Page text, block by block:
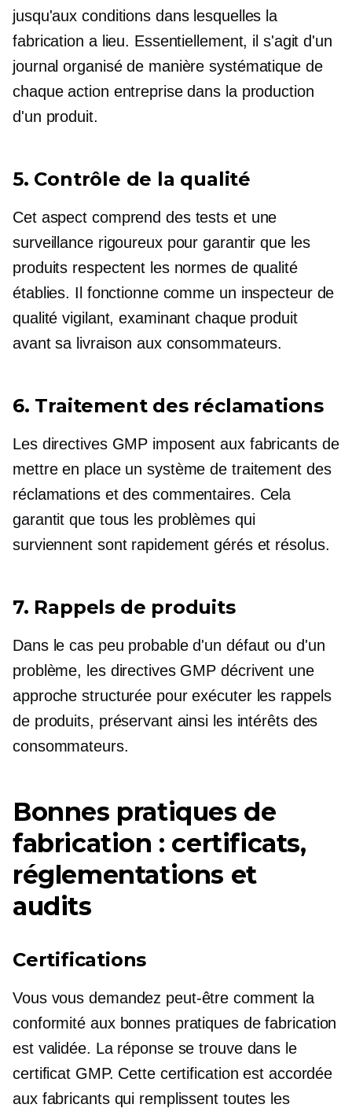
jusqu'aux conditions dans lesquelles la
fabrication a lieu. Essentiellement, il s'agit d'un
journal organisé de manière systématique de
chaque action entreprise dans la production
d'un produit.
5. Contrôle de la qualité
Cet aspect comprend des tests et une
surveillance rigoureux pour garantir que les
produits respectent les normes de qualité
établies. Il fonctionne comme un inspecteur de
qualité vigilant, examinant chaque produit
avant sa livraison aux consommateurs.
6. Traitement des réclamations
Les directives GMP imposent aux fabricants de
mettre en place un système de traitement des
réclamations et des commentaires. Cela
garantit que tous les problèmes qui
surviennent sont rapidement gérés et résolus.
7. Rappels de produits
Dans le cas peu probable d'un défaut ou d'un
problème, les directives GMP décrivent une
approche structurée pour exécuter les rappels
de produits, préservant ainsi les intérêts des
consommateurs.
Bonnes pratiques de
fabrication : certificats,
réglementations et
audits
Certifications
Vous vous demandez peut-être comment la
conformité aux bonnes pratiques de fabrication
est validée. La réponse se trouve dans le
certificat GMP. Cette certification est accordée
aux fabricants qui remplissent toutes les